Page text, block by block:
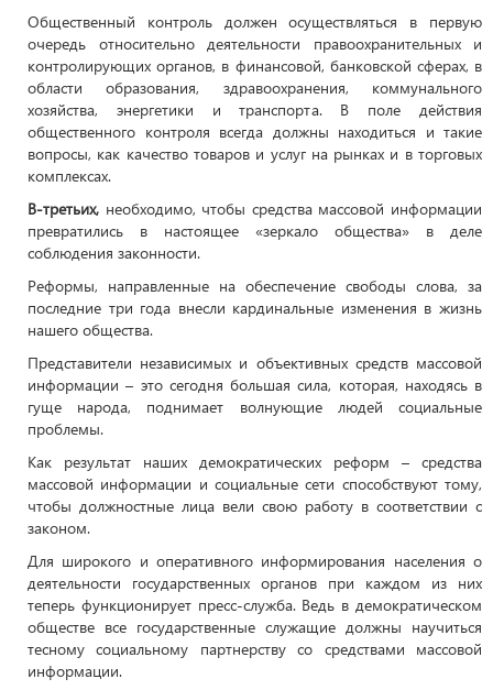
Общественный контроль должен осуществляться в первую
очередь относительно деятельности правоохранительных и
контролирующих органов, в финансовой, банковской сферах, в
области образования, здравоохранения, коммунального
хозяйства, энергетики и транспорта. В поле действия
общественного контроля всегда должны находиться и такие
вопросы, как качество товаров и услуг на рынках и в торговых
комплексах.
В-третьих, необходимо, чтобы средства массовой информации
превратились в настоящее «зеркало общества» в деле
соблюдения законности.
Реформы, направленные на обеспечение свободы слова, за
последние три года внесли кардинальные изменения в жизнь
нашего общества.
Представители независимых и объективных средств массовой
информации – это сегодня большая сила, которая, находясь в
гуще народа, поднимает волнующие людей социальные
проблемы.
Как результат наших демократических реформ – средства
массовой информации и социальные сети способствуют тому,
чтобы должностные лица вели свою работу в соответствии с
законом.
Для широкого и оперативного информирования населения о
деятельности государственных органов при каждом из них
теперь функционирует пресс-служба. Ведь в демократическом
обществе все государственные служащие должны научиться
тесному социальному партнерству со средствами массовой
информации.